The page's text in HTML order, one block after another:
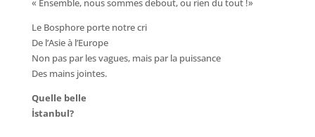
« Ensemble, nous sommes debout, ou rien du tout !»
Le Bosphore porte notre cri
De l’Asie à l’Europe
Non pas par les vagues, mais par la puissance
Des mains jointes.
Quelle belle
İstanbul?